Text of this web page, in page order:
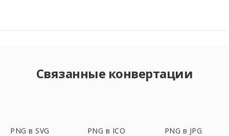
Связанные конвертации
PNG в SVG PNG в ICO PNG в JPG